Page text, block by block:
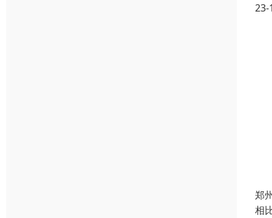
23-
郑
相